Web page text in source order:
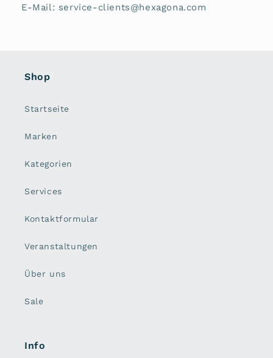
E-Mail: service-clients@hexagona.com
Shop
Startseite
Marken
Kategorien
Services
Kontaktformular
Veranstaltungen
Über uns
Sale
Info